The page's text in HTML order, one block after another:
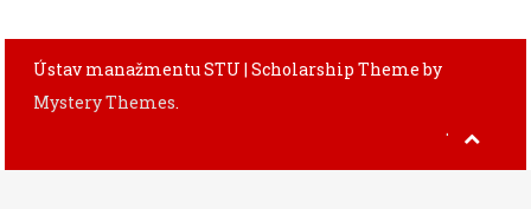
Ústav manažmentu STU |Scholarship Theme by
Mystery Themes.